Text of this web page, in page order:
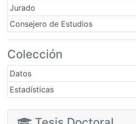
Jurado
Consejero de Estudios
Colección
Datos
Estadísticas